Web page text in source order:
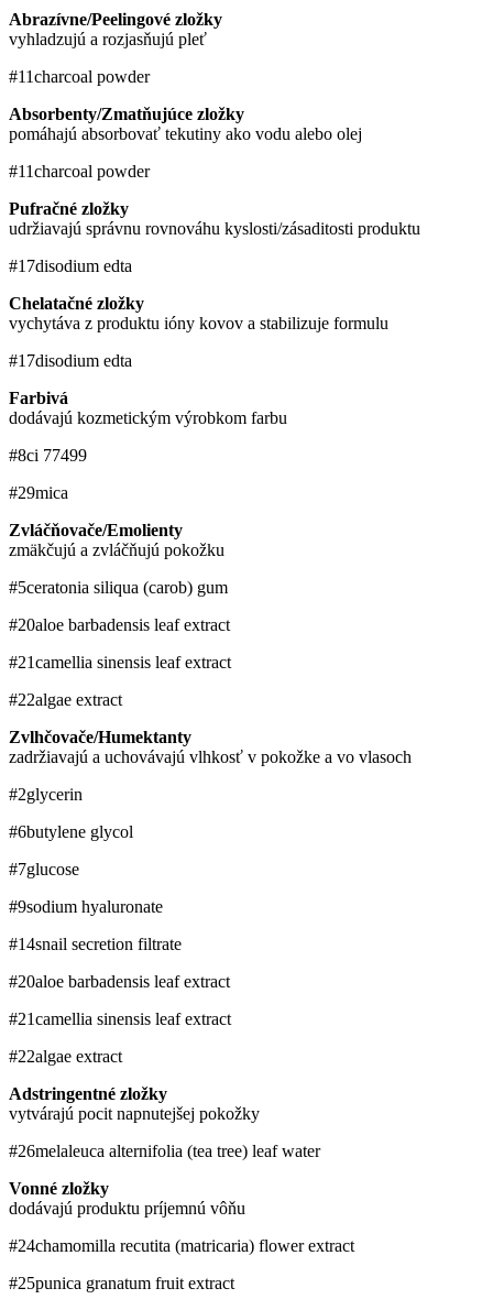
Abrazívne/Peelingové zložky
vyhladzujú a rozjasňujú pleť
#11charcoal powder
Absorbenty/Zmatňujúce zložky
pomáhajú absorbovať tekutiny ako vodu alebo olej
#11charcoal powder
Pufračné zložky
udržiavajú správnu rovnováhu kyslosti/zásaditosti produktu
#17disodium edta
Chelatačné zložky
vychytáva z produktu ióny kovov a stabilizuje formulu
#17disodium edta
Farbivá
dodávajú kozmetickým výrobkom farbu
#8ci 77499
#29mica
Zvláčňovače/Emolienty
zmäkčujú a zvláčňujú pokožku
#5ceratonia siliqua (carob) gum
#20aloe barbadensis leaf extract
#21camellia sinensis leaf extract
#22algae extract
Zvlhčovače/Humektanty
zadržiavajú a uchovávajú vlhkosť v pokožke a vo vlasoch
#2glycerin
#6​butylene glycol
#7glucose
#9sodium hyaluronate
#14snail secretion filtrate
#20aloe barbadensis leaf extract
#21camellia sinensis leaf extract
#22algae extract
Adstringentné zložky
vytvárajú pocit napnutejšej pokožky
#26​melaleuca alternifolia (tea tree) leaf water
Vonné zložky
dodávajú produktu príjemnú vôňu
#24chamomilla recutita (matricaria) flower extract
#25punica granatum fruit extract